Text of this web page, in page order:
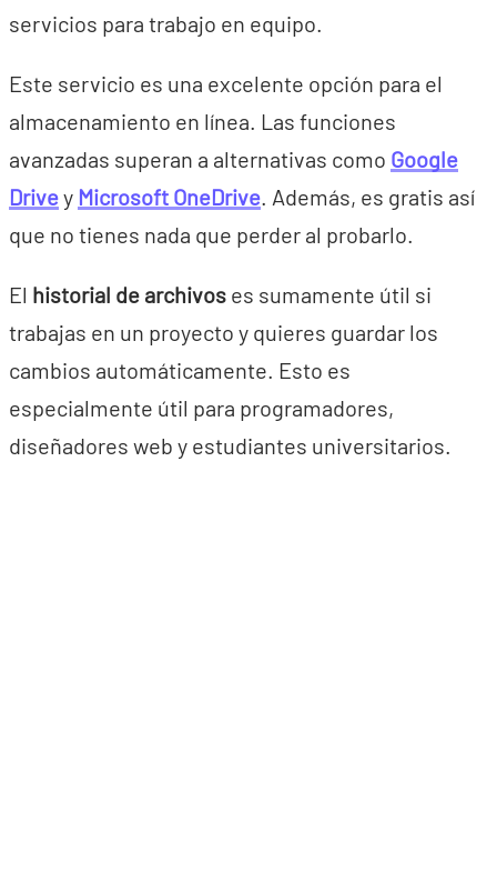
servicios para trabajo en equipo.
Este servicio es una excelente opción para el
almacenamiento en línea. Las funciones
avanzadas superan a alternativas como Google
Drivey Microsoft OneDrive. Además, es gratis así
que no tienes nada que perder al probarlo.
El historial de archivos es sumamente útil si
trabajas en un proyecto y quieres guardar los
cambios automáticamente. Esto es
especialmente útil para programadores,
diseñadores web y estudiantes universitarios.